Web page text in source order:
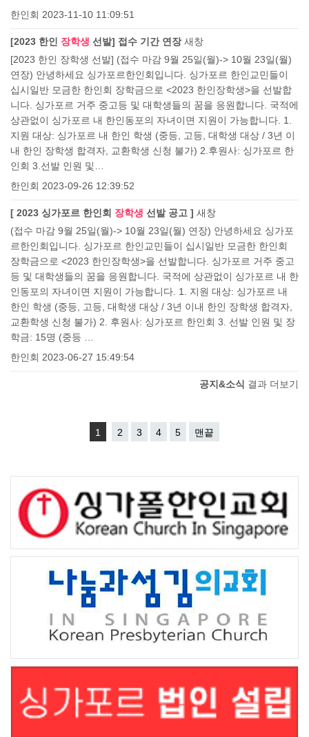
한인회 2023-11-10 11:09:51
[2023 한인 장학생 선발] 접수 기간 연장 새창
[2023 한인 장학생 선발] (접수 마감 9월 25일(월)-> 10월 23일(월)
연장) 안녕하세요 싱가포르한인회입니다. 싱가포르 한인교민들이
십시일반 모금한 한인회 장학금으로 <2023 한인장학생>을 선발합
니다. 싱가포르 거주 중고등 및 대학생들의 꿈을 응원합니다. 국적에
상관없이 싱가포르 내 한인동포의 자녀이면 지원이 가능합니다. 1.
지원 대상: 싱가포르 내 한인 학생 (중등, 고등, 대학생 대상 / 3년 이
내 한인 장학생 합격자, 교환학생 신청 불가) 2.후원사: 싱가포르 한
인회 3.선발 인원 및…
한인회 2023-09-26 12:39:52
[ 2023 싱가포르 한인회 장학생 선발 공고 ] 새창
(접수 마감 9월 25일(월)-> 10월 23일(월) 연장) 안녕하세요 싱가포
르한인회입니다. 싱가포르 한인교민들이 십시일반 모금한 한인회
장학금으로 <2023 한인장학생>을 선발합니다. 싱가포르 거주 중고
등 및 대학생들의 꿈을 응원합니다. 국적에 상관없이 싱가포르 내 한
인동포의 자녀이면 지원이 가능합니다. 1. 지원 대상: 싱가포르 내
한인 학생 (중등, 고등, 대학생 대상 / 3년 이내 한인 장학생 합격자,
교환학생 신청 불가) 2. 후원사: 싱가포르 한인회 3. 선발 인원 및 장
학금: 15명 (중등 …
한인회 2023-06-27 15:49:54
공지&소식 결과 더보기
1 2 3 4 5 맨끝